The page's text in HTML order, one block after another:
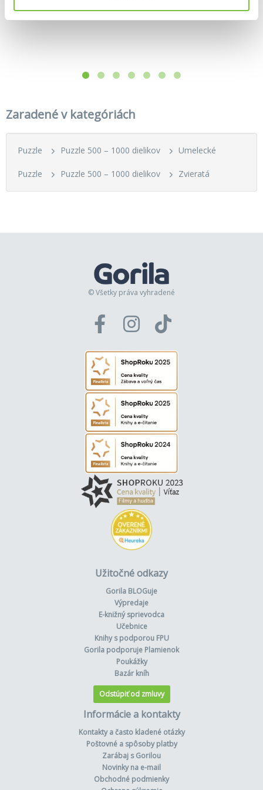
Zaradené v kategóriách
Puzzle Puzzle 500 – 1000 dielikov Umelecké
Puzzle Puzzle 500 – 1000 dielikov Zvieratá
© Všetky práva vyhradené
Užitočné odkazy
Gorila BLOGuje
Výpredaje
E-knižný sprievodca
Učebnice
Knihy s podporou FPU
Gorila podporuje Plamienok
Poukážky
Bazár kníh
Odstúpiť od zmluvy
Informácie a kontakty
Kontakty a často kladené otázky
Poštovné a spôsoby platby
Zarábaj s Gorilou
Novinky na e-mail
Obchodné podmienky